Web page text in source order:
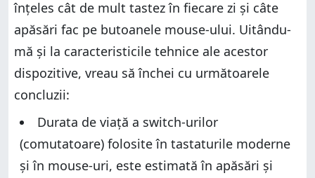
înțeles cât de mult tastez în fiecare zi și câte
apăsări fac pe butoanele mouse-ului. Uitându-
mă și la caracteristicile tehnice ale acestor
dispozitive, vreau să închei cu următoarele
concluzii:
Durata de viață a switch-urilor
(comutatoare) folosite în tastaturile moderne
și în mouse-uri, este estimată în apăsări și